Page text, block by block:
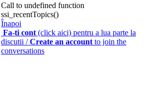
Call to undefined function
ssi_recentTopics()
Înapoi
Fa-ti cont (click aici) pentru a lua parte la
discutii /Create an account to join the
conversations